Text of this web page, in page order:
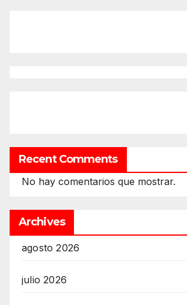
Recent Comments
No hay comentarios que mostrar.
Archives
agosto 2026
julio 2026